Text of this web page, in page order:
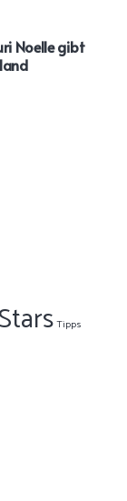
Noelle gibt
Stars Tipps